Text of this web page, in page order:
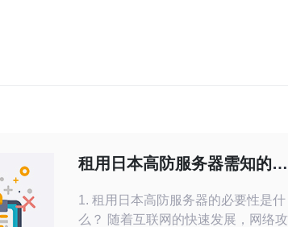
租用日本高防服务器需知的十
1. 租用日本高防服务器的必要性是什
么？ 随着互联网的快速发展，网络攻